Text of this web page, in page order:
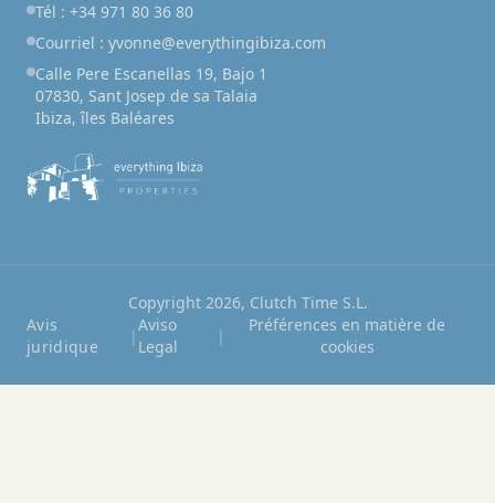
Tél : +34 971 80 36 80
Courriel : yvonne@everythingibiza.com
Calle Pere Escanellas 19, Bajo 1
07830, Sant Josep de sa Talaia
Ibiza, îles Baléares
Copyright 2026, Clutch Time S.L.
Avis
juridique
|
Aviso
Legal
|
Préférences en matière de
cookies